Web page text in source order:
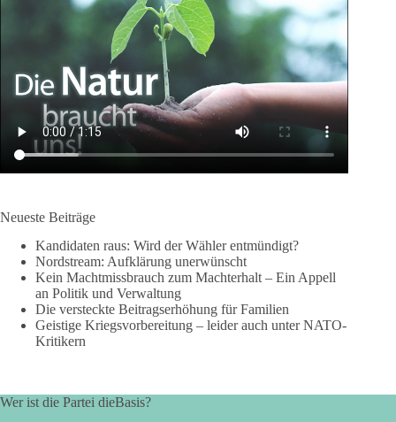
Neueste Beiträge
Kandidaten raus: Wird der Wähler entmündigt?
Nordstream: Aufklärung unerwünscht
Kein Machtmissbrauch zum Machterhalt – Ein Appell
an Politik und Verwaltung
Die versteckte Beitragserhöhung für Familien
Geistige Kriegsvorbereitung – leider auch unter NATO-
Kritikern
Wer ist die Partei dieBasis?